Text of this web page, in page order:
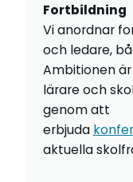
Fortbildning
Vi anordnar
och ledare,
Ambitionen
lärare och
genom att
erbjuda
aktuella